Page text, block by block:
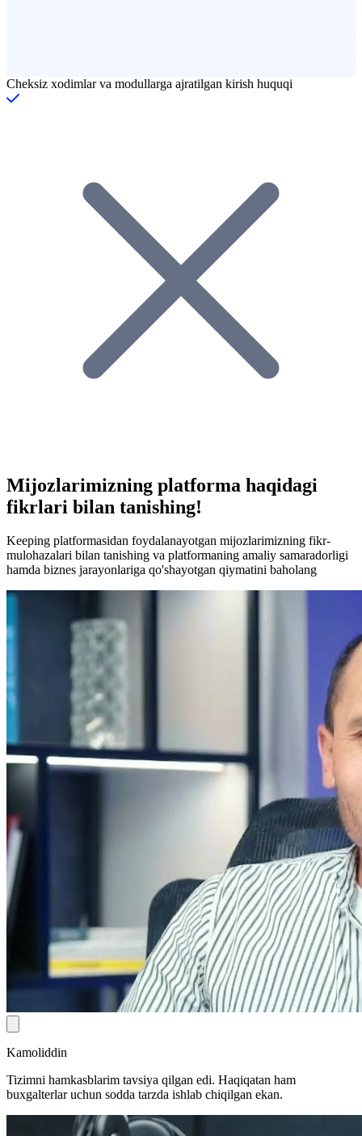
Cheksiz xodimlar va modullarga ajratilgan kirish huquqi
Mijozlarimizning platforma haqidagi
fikrlari bilan tanishing!
Keeping platformasidan foydalanayotgan mijozlarimizning fikr-
mulohazalari bilan tanishing va platformaning amaliy samaradorligi
hamda biznes jarayonlariga qo'shayotgan qiymatini baholang
Kamoliddin
Tizimni hamkasblarim tavsiya qilgan edi. Haqiqatan ham
buxgalterlar uchun sodda tarzda ishlab chiqilgan ekan.